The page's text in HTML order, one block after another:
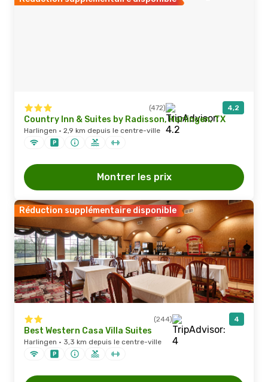
(472) 4,2
Country Inn & Suites by Radisson, Harlingen, TX
Harlingen · 2,9 km depuis le centre-ville
Montrer les prix
Réduction supplémentaire disponible
(244) 4
Best Western Casa Villa Suites
Harlingen · 3,3 km depuis le centre-ville